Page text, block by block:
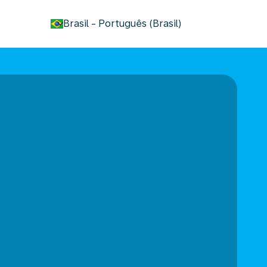
Brasil - Português (Brasil)
keyboard_arrow_down